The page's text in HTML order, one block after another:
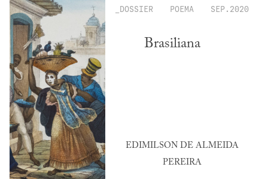
_DOSSIER POEMA SEP.2020
Brasiliana
EDIMILSON DE ALMEIDA
PEREIRA